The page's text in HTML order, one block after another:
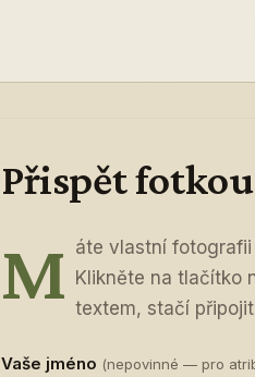
Přispět
M áte vlastní fotografii
Klikněte na tlačítko
textem, stačí
Vaše jméno (nepovinné — pro